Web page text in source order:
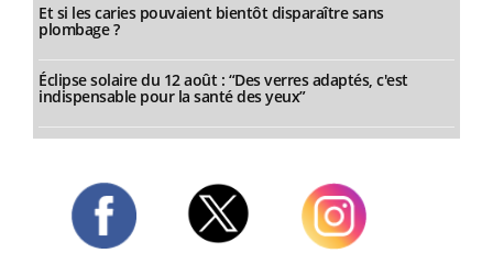
Et si les caries pouvaient bientôt disparaître sans
plombage ?
Éclipse solaire du 12 août : “Des verres adaptés, c'est
indispensable pour la santé des yeux”